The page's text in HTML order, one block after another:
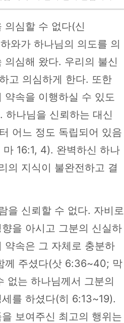
의심할 수 없다(신
와가 하나님의 의도를 의
심해 왔다. 우리의 불신
고 의심하게 한다. 또한
속을 이행하실 수 있도
하나님을 신뢰하는 대신
어느 정도 독립되어 있음
16:1, 4). 완벽하신 하나
의 지식이 불완전하고 결
을 신뢰할 수 없다. 자비로
을 아시고 그분의 신실하
약속은 그 자체로 충분하
께 주셨다(삿 6:36~40; 막
는 하나님께서 그분의
를 하셨다(히 6:13~19).
보여주신 최고의 행위는